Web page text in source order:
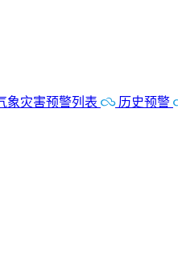
象灾害预警列表 历史预警